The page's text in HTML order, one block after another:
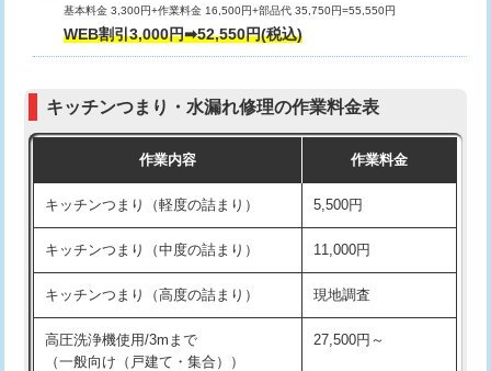
給水管工事※（ライニング鋼管・銅
管・ポリ管・HT管使用/3ｍまで)
44,000円
管・ポリ管・HT管使用/3ｍ超え)
排水管工事（土の掘削・埋め戻し作
11,000円~
排水管工事（排水管工事/3ｍまで） 55,000円
排水管工事（追加 排水管工事/3ｍ超
+11,000円
マス交換（土の掘削・埋め戻し作業）
その他部品の脱着
式・ワンホール）)
交換・取付(排水栓・排水トラップ
22,000円+材料費
基本料金 3,300円+作業料金 16,500円+部品代 35,750円=55,550円
WEB割引3,000円➡52,550円(税込)
キッチンつまり・水漏れ修理の作業料金表
作業内容 作業料金
キッチンつまり（軽度の詰まり） 5,500円
キッチンつまり（中度の詰まり） 11,000円
キッチンつまり（高度の詰まり） 現地調査
高圧洗浄機使用/3mまで
（一般向け（戸建て・集合））
27,500円～